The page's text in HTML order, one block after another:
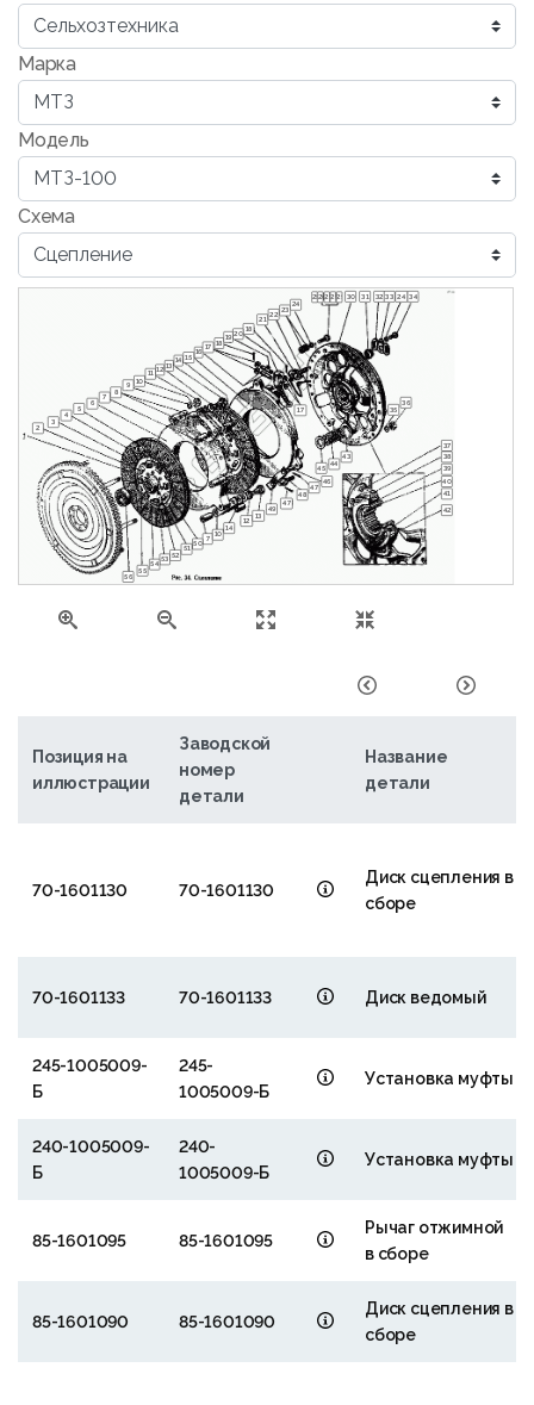
Марка
Модель
Схема
2
3
4
5
6
7
7
8
9
10
10
11
12
12
13
13
14
14
15
16
17
17
18
18
19 20
21
22
23
24
24
2526272829 30 31 32 33 34
35
36
37
38
39
40
41
42
43
44
45
46
47
47
48
49
50
51
52
53
54
55
56
Позиция на
иллюстрации
Заводской
номер
детали
Название
детали
70-1601130 70-1601130
Диск сцепления в
сборе
70-1601133 70-1601133 Диск ведомый
245-1005009-
Б
245-
1005009-Б
Установка муфты
240-1005009-
Б
240-
1005009-Б
Установка муфты
85-1601095 85-1601095
Рычаг отжимной
в сборе
85-1601090 85-1601090
Диск сцепления в
сборе